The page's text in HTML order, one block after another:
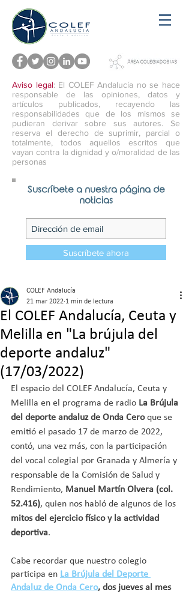
Aviso legal: El COLEF Andalucía no se hace
responsable de las opiniones, datos y
artículos publicados, recayendo las
responsabilidades que de los mismos se
pudieran derivar sobre sus autores. Se
reserva el derecho de suprimir, parcial o
totalmente, todos aquellos escritos que
vayan contra la dignidad y o/moralidad de las
personas
Suscríbete a nuestra página de
noticias
Suscríbete ahora
El COLEF Andalucía, Ceuta y
Melilla en "La brújula del
deporte andaluz"
(17/03/2022)
COLEF Andalucía
21 mar 2022 1 min de lectura
El espacio del COLEF Andalucía, Ceuta y
Melilla en el programa de radio La Brújula
del deporte andaluz de Onda Cero que se
emitió el pasado 17 de marzo de 2022,
contó, una vez más, con la participación
del vocal colegial por Granada y Almería y
responsable de la Comisión de Salud y
Rendimiento, Manuel Martín Olvera (col.
52.416), quien nos habló de algunos de los
mitos del ejercicio físico y la actividad
deportiva.
Cabe recordar que nuestro colegio
participa en La Brújula del Deporte
Andaluz de Onda Cero, dos jueves al mes